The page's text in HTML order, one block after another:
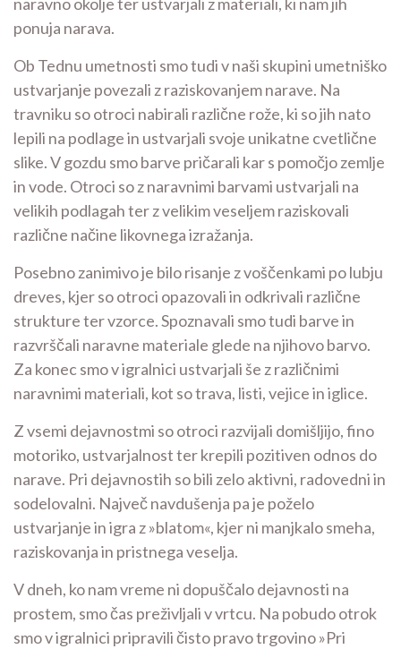
ponuja narava.
Ob Tednu umetnosti smo tudi v naši skupini umetniško
ustvarjanje povezali z raziskovanjem narave. Na
travniku so otroci nabirali različne rože, ki so jih nato
lepili na podlage in ustvarjali svoje unikatne cvetlične
slike. V gozdu smo barve pričarali kar s pomočjo zemlje
in vode. Otroci so z naravnimi barvami ustvarjali na
velikih podlagah ter z velikim veseljem raziskovali
različne načine likovnega izražanja.
Posebno zanimivo je bilo risanje z voščenkami po lubju
dreves, kjer so otroci opazovali in odkrivali različne
strukture ter vzorce. Spoznavali smo tudi barve in
razvrščali naravne materiale glede na njihovo barvo.
Za konec smo v igralnici ustvarjali še z različnimi
naravnimi materiali, kot so trava, listi, vejice in iglice.
Z vsemi dejavnostmi so otroci razvijali domišljijo, fino
motoriko, ustvarjalnost ter krepili pozitiven odnos do
narave. Pri dejavnostih so bili zelo aktivni, radovedni in
sodelovalni. Največ navdušenja pa je poželo
ustvarjanje in igra z »blatom«, kjer ni manjkalo smeha,
raziskovanja in pristnega veselja.
V dneh, ko nam vreme ni dopuščalo dejavnosti na
prostem, smo čas preživljali v vrtcu. Na pobudo otrok
smo v igralnici pripravili čisto pravo trgovino »Pri